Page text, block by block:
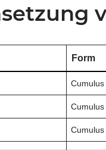
Form
Cumulus
Cumulus
Cumulus